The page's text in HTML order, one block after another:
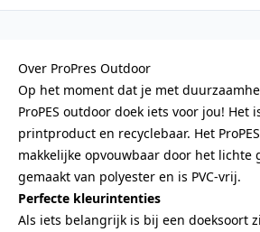
Over ProPres Outdoor
Op het moment dat je met
ProPES outdoor doek iets voor jou! Het
printproduct en recyclebaar. Het
makkelijke opvouwbaar door het lichte
gemaakt van polyester en is PVC-vrij.
Perfecte kleurintenties
Als iets belangrijk is bij een doeksoort